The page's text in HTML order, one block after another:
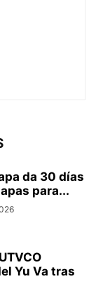
da 30 días
para...
Yu Va tras